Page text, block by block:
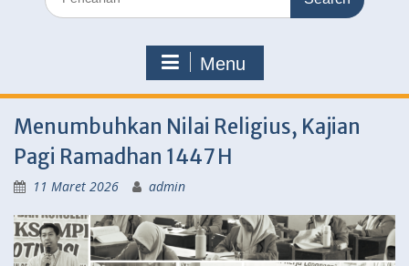
for:
Menu
Menumbuhkan Nilai Religius, Kajian
Pagi Ramadhan 1447 H
11 Maret 2026 admin